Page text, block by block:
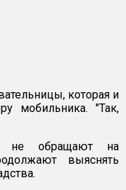
которая и
мобильника. "Так,
не обращают на
выяснять